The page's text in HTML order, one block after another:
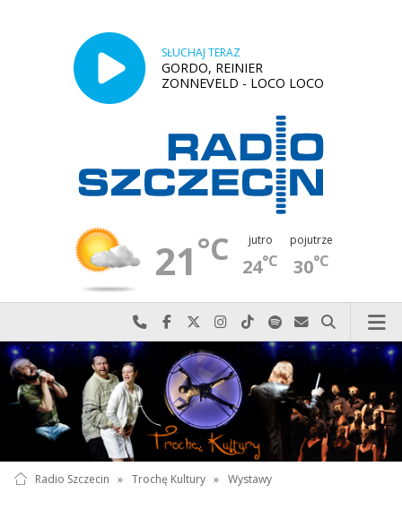
SŁUCHAJ TERAZ
GORDO, REINIER
ZONNEVELD - LOCO LOCO
21°C jutro
24°C
pojutrze
30°C
Najlepiej po prostu do nas zadzwoń
Odwiedź nas na Facebook-u
Odwiedź nas na X
Odwiedź nas na Instagram-ie
Odwiedź nas na TikTok-u
Szukaj nas na Spotify
Wyślij do nas
Szukaj
Radio Szczecin » Trochę Kultury » Wystawy